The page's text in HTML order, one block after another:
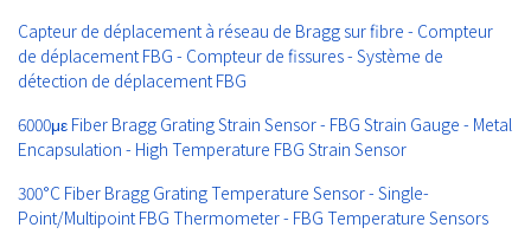
Capteur de déplacement à réseau de Bragg sur fibre - Compteur
de déplacement FBG - Compteur de fissures - Système de
détection de déplacement FBG
6000με Fiber Bragg Grating Strain Sensor - FBG Strain Gauge - Metal
Encapsulation - High Temperature FBG Strain Sensor
300°C Fiber Bragg Grating Temperature Sensor - Single-
Point/Multipoint FBG Thermometer - FBG Temperature Sensors